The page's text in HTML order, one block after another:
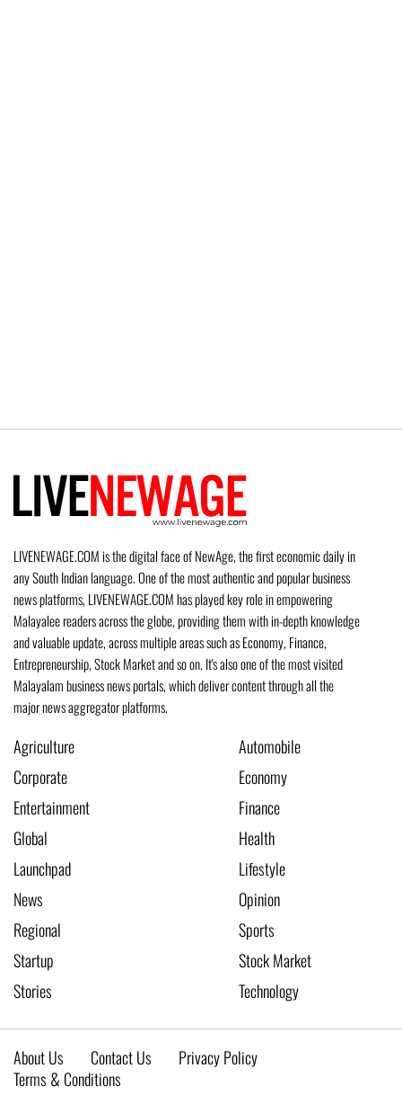
LIVENEWAGE.COM is the digital face of NewAge, the first economic daily in
any South Indian language. One of the most authentic and popular business
news platforms, LIVENEWAGE.COM has played key role in empowering
Malayalee readers across the globe, providing them with in-depth knowledge
and valuable update, across multiple areas such as Economy, Finance,
Entrepreneurship, Stock Market and so on. It's also one of the most visited
Malayalam business news portals, which deliver content through all the
major news aggregator platforms.
Agriculture
Automobile
Corporate
Economy
Entertainment
Finance
Global
Health
Launchpad
Lifestyle
News
Opinion
Regional
Sports
Startup
Stock Market
Stories
Technology
About Us Contact Us
Privacy Policy
Terms & Conditions